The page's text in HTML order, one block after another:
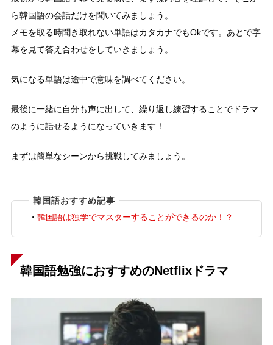
ら韓国語の会話だけを聞いてみましょう。
メモを取る時聞き取れない単語はカタカナでもOkです。あとで字
幕を見て答え合わせをしていきましょう。
気になる単語は途中で意味を調べてください。
最後に一緒に自分も声に出して、繰り返し練習することでドラマ
のように話せるようになっていきます！
まずは簡単なシーンから挑戦してみましょう。
韓国語おすすめ記事
・ 韓国語は独学でマスターすることができるのか！？
韓国語勉強におすすめのNetflixドラマ